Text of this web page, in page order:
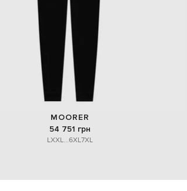
MOORER
54 751 грн
LXXL...6XL7XL